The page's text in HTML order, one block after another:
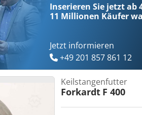
Inserieren Sie jetzt ab
11 Millionen Käufer
Jetzt informieren
+49 201 857 861 12
Keilstangenfutter
Forkardt F 400